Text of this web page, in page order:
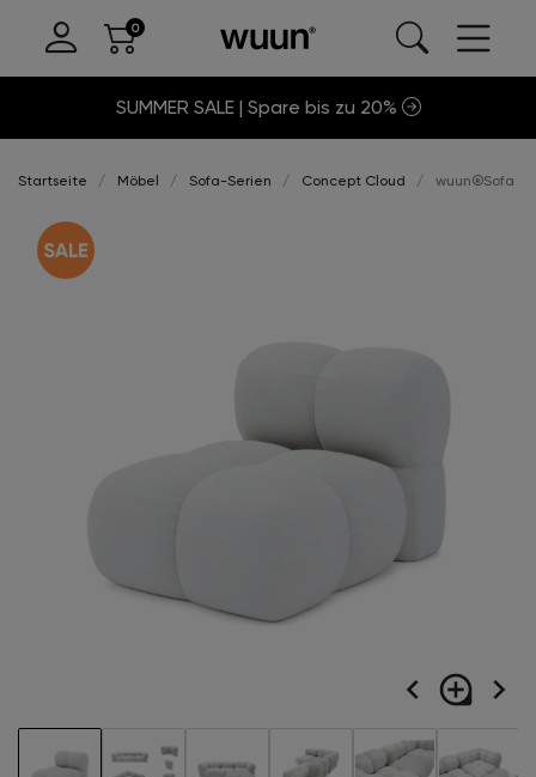
SUMMER SALE | Spare bis zu 20%
Startseite Möbel Sofa-Serien Concept Cloud wuun®Sofa
navigate_before loupe navigate_next